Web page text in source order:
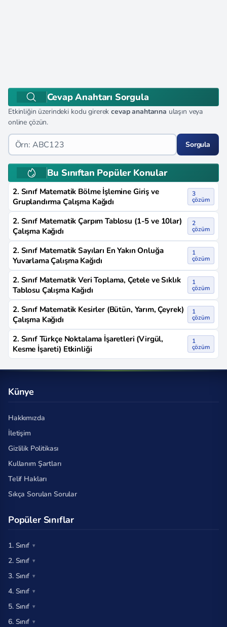
Cevap Anahtarı Sorgula
Etkinliğin üzerindeki kodu girerekcevap anahtarına ulaşın veya
online çözün.
Sorgula
Bu Sınıftan Popüler Konular
2. Sınıf Matematik Bölme İşlemine Giriş ve
Gruplandırma Çalışma Kağıdı
3
çözüm
2. Sınıf Matematik Çarpım Tablosu (1-5 ve 10lar)
Çalışma Kağıdı
2
çözüm
2. Sınıf Matematik Sayıları En Yakın Onluğa
Yuvarlama Çalışma Kağıdı
1
çözüm
2. Sınıf Matematik Veri Toplama, Çetele ve Sıklık
Tablosu Çalışma Kağıdı
1
çözüm
2. Sınıf Matematik Kesirler (Bütün, Yarım, Çeyrek)
Çalışma Kağıdı
1
çözüm
2. Sınıf Türkçe Noktalama İşaretleri (Virgül,
Kesme İşareti) Etkinliği
1
çözüm
Künye
Hakkımızda
İletişim
Gizlilik Politikası
Kullanım Şartları
Telif Hakları
Sıkça Sorulan Sorular
Popüler Sınıflar
1. Sınıf
2. Sınıf
3. Sınıf
4. Sınıf
5. Sınıf
6. Sınıf